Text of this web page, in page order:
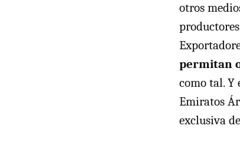
otros
permitan
como tal. Y
Emiratos
exclusiva